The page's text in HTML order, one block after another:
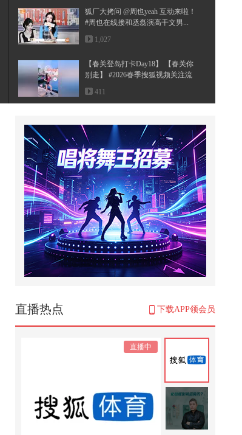
狐厂大拷问 ️@周也yeah 互动来啦！️
#周也在线接和丞磊演高干文男...
1,027
【春关登岛打卡Day18】 【春关你
别走】 #2026春季搜狐视频关注流
大...
411
力人群看赛文婷演唱会的vlog｜两
天...
38,837
既然是生活就免不了酸甜苦辣，既
然是人生就免不了人情冷暖，生活
就...
7,912
萌娃日常趣味生活合集
2,231
跑酷去打水漂，又菜又爱玩#第一
法国国会通过协助死亡法案，为患
者安乐死设严格条件,“张朝阳”账...
49,475
帮助司机小姐姐机智求救 #小游戏
直播热点 下载APP领会员
直播中